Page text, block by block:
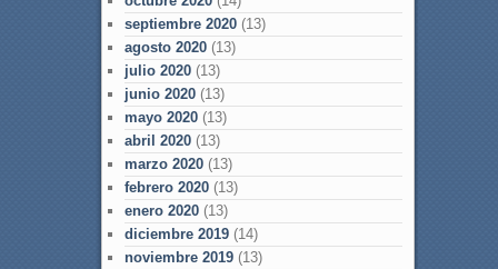
septiembre 2020(13)
agosto 2020(13)
julio 2020(13)
junio 2020(13)
mayo 2020(13)
abril 2020(13)
marzo 2020(13)
febrero 2020(13)
enero 2020(13)
diciembre 2019(14)
noviembre 2019(13)